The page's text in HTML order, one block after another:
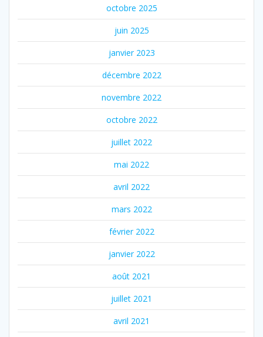
octobre 2025
juin 2025
janvier 2023
décembre 2022
novembre 2022
octobre 2022
juillet 2022
mai 2022
avril 2022
mars 2022
février 2022
janvier 2022
août 2021
juillet 2021
avril 2021